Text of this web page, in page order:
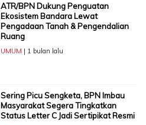
ATR/BPN Dukung Penguatan
Ekosistem Bandara Lewat
Pengadaan Tanah & Pengendalian
Ruang
UMUM | 1 bulan lalu
Sering Picu Sengketa, BPN Imbau
Masyarakat Segera Tingkatkan
Status Letter C Jadi Sertipikat Resmi